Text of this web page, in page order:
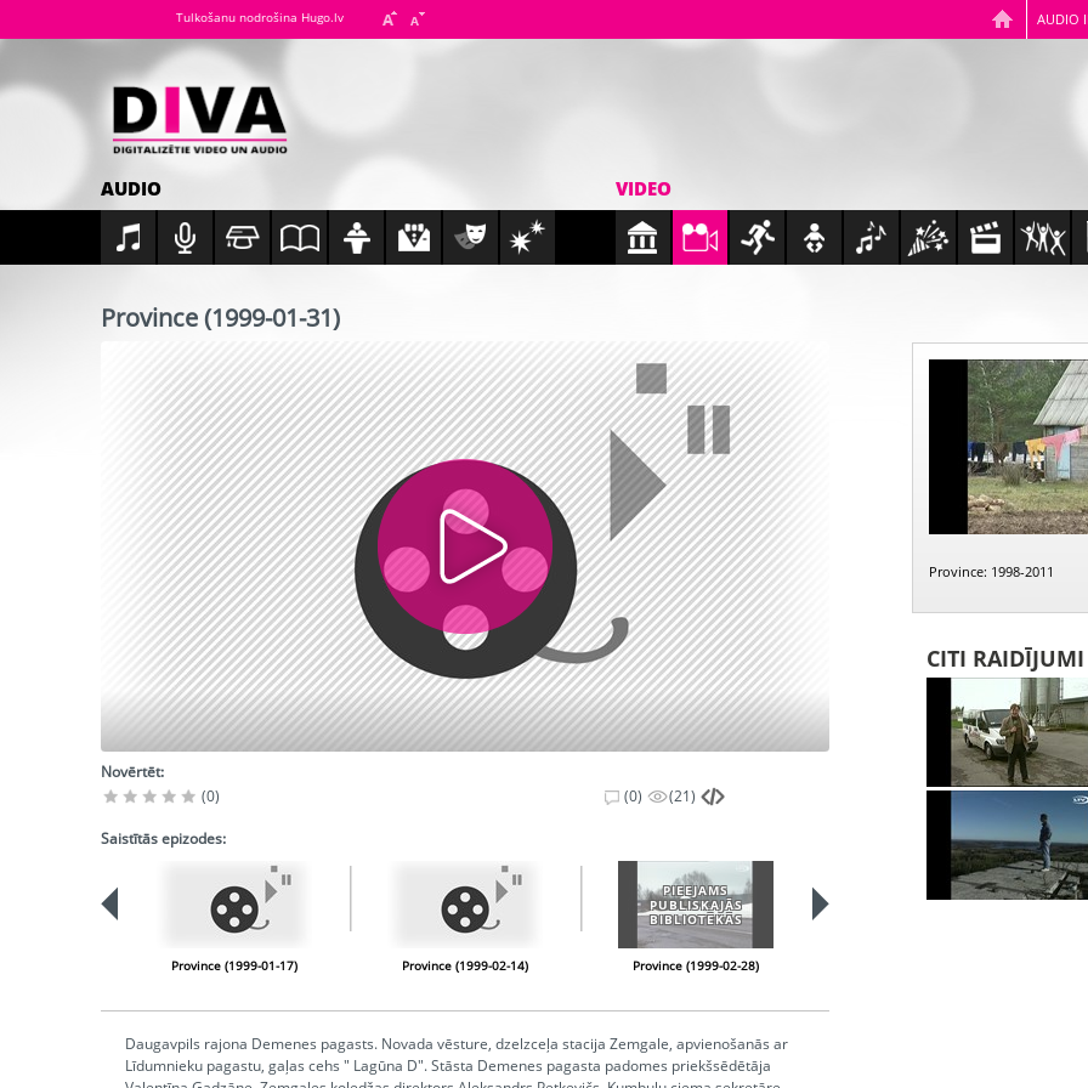
AUDIO
Tulkošanu nodrošina Hugo.lv
AUDIO VIDEO
Province (1999-01-31)
Novērtēt:
(0)
(0) (21)
Saistītās epizodes:
Province (1999-01-17) Province (1999-02-14)
PIEEJAMS
PUBLISKAJĀS
BIBLIOTĒKĀS
Province (1999-02-28)
Daugavpils rajona Demenes pagasts. Novada vēsture, dzelzceļa stacija Zemgale, apvienošanās ar
Līdumnieku pagastu, gaļas cehs " Lagūna D". Stāsta Demenes pagasta padomes priekšsēdētāja
Province: 1998-2011
CITI